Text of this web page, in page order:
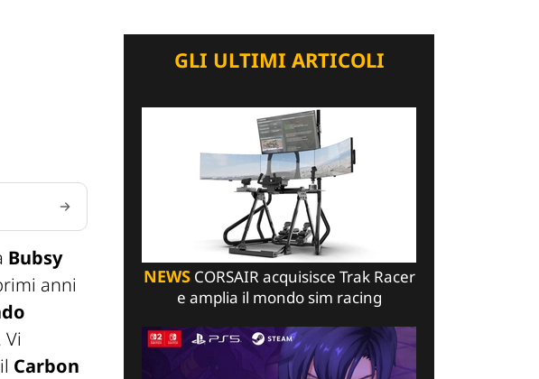
Bubsy
anni
Vi
Carbon
GLI ULTIMI ARTICOLI
NEWSCORSAIR acquisisce Trak Racer
e amplia il mondo sim racing